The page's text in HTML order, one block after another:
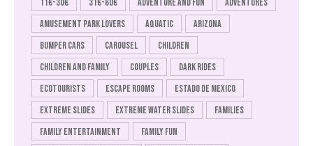
Amusement park lovers
Aquatic
Arizona
Bumper cars
Carousel
Children
Children and family
Couples
Dark rides
Ecotourists
Escape rooms
Estado de Mexico
Extreme slides
Extreme water slides
Families
Family entertainment
Family fun